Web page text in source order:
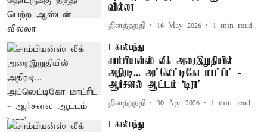
வில்லா
தினத்தந்தி 16 May 2026 1 min read
கால்பந்து
சாம்பியன்ஸ் லீக் அரைஇறுதியில்
அதிரடி... அட்லெட்டிகோ மாட்ரிட் -
ஆர்சனல் ஆட்டம் ‘டிரா’
தினத்தந்தி 30 Apr 2026 1 min read
கால்பந்து